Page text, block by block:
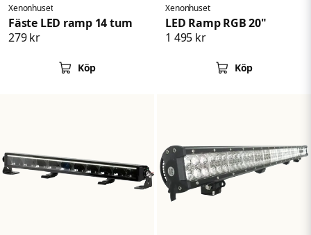
Xenonhuset
Fäste LED ramp 14 tum
279 kr
Köp
Xenonhuset
LED Ramp RGB 20"
1 495 kr
Köp